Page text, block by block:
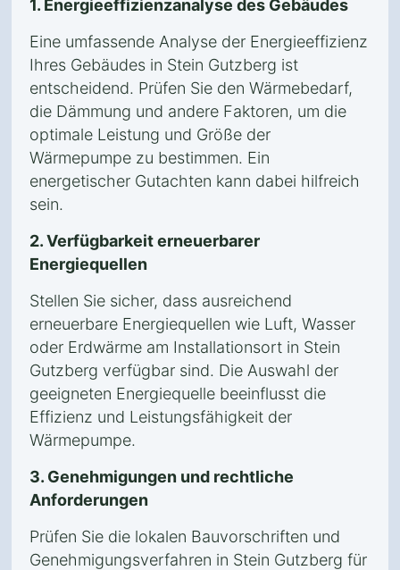
1. Energieeffizienzanalyse des Gebäudes
Eine umfassende Analyse der Energieeffizienz
Ihres Gebäudes in Stein Gutzberg ist
entscheidend. Prüfen Sie den Wärmebedarf,
die Dämmung und andere Faktoren, um die
optimale Leistung und Größe der
Wärmepumpe zu bestimmen. Ein
energetischer Gutachten kann dabei hilfreich
sein.
2. Verfügbarkeit erneuerbarer
Energiequellen
Stellen Sie sicher, dass ausreichend
erneuerbare Energiequellen wie Luft, Wasser
oder Erdwärme am Installationsort in Stein
Gutzberg verfügbar sind. Die Auswahl der
geeigneten Energiequelle beeinflusst die
Effizienz und Leistungsfähigkeit der
Wärmepumpe.
3. Genehmigungen und rechtliche
Anforderungen
Prüfen Sie die lokalen Bauvorschriften und
Genehmigungsverfahren in Stein Gutzberg für